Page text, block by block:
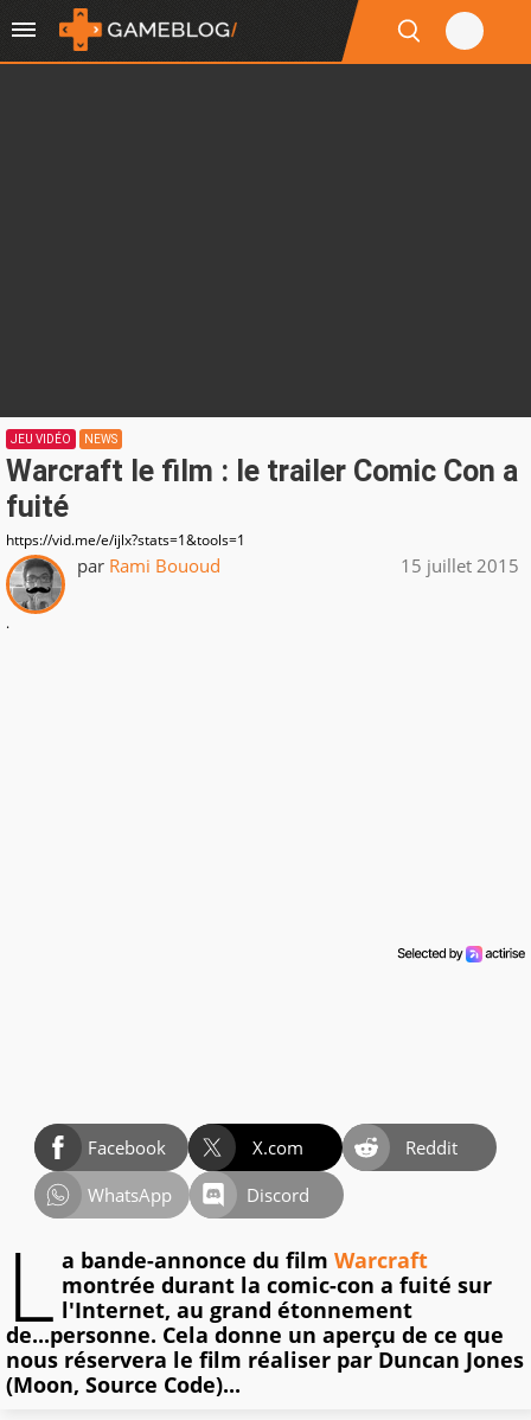
JEU VIDÉO NEWS
Warcraft le film : le trailer Comic Con a
fuité
https://vid.me/e/ijlx?stats=1&tools=1
par Rami Bououd 15 juillet 2015
.
Facebook X.com
Reddit
WhatsApp
Discord
L a bande-annonce du film Warcraft
montrée durant la comic-con a fuité sur
l'Internet, au grand étonnement
de...personne. Cela donne un aperçu de ce que
nous réservera le film réaliser par Duncan Jones
(Moon, Source Code)...